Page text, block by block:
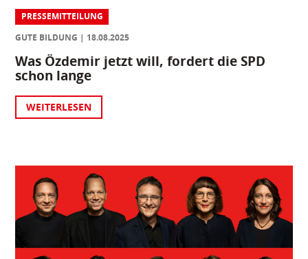
PRESSEMITTEILUNG
GUTE BILDUNG
18.08.2025
Was Özdemir jetzt will, fordert die SPD
schon lange
WEITERLESEN